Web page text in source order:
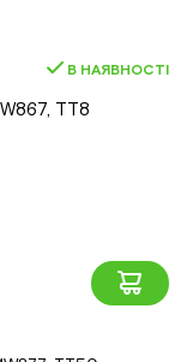
В НАЯВНОСТІ
ТТ8